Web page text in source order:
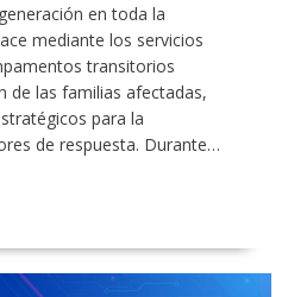
en toda la
mediante los servicios
transitorios
de las familias afectadas,
para la
de respuesta. Durante…